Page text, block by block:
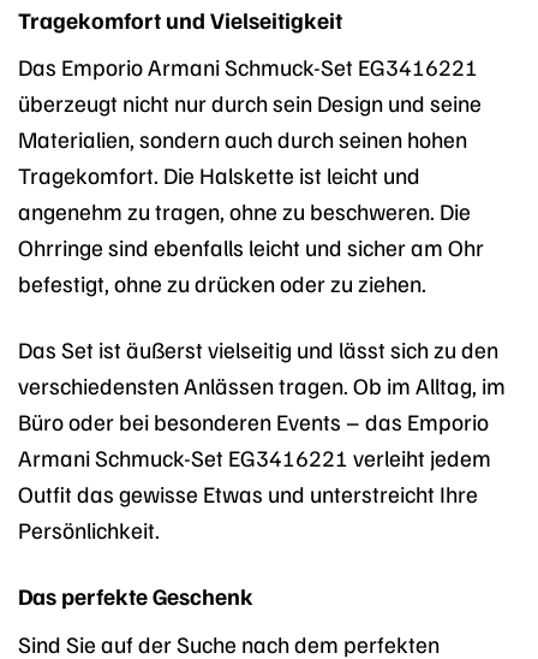
Tragekomfort und Vielseitigkeit
Das Emporio Armani Schmuck-Set EG3416221
überzeugt nicht nur durch sein Design und seine
Materialien, sondern auch durch seinen hohen
Tragekomfort. Die Halskette ist leicht und
angenehm zu tragen, ohne zu beschweren. Die
Ohrringe sind ebenfalls leicht und sicher am Ohr
befestigt, ohne zu drücken oder zu ziehen.
Das Set ist äußerst vielseitig und lässt sich zu den
verschiedensten Anlässen tragen. Ob im Alltag, im
Büro oder bei besonderen Events – das Emporio
Armani Schmuck-Set EG3416221 verleiht jedem
Outfit das gewisse Etwas und unterstreicht Ihre
Persönlichkeit.
Das perfekte Geschenk
Sind Sie auf der Suche nach dem perfekten